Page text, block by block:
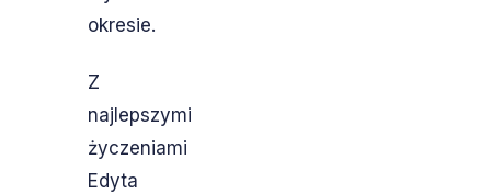
okresie.
Z
najlepszymi
życzeniami
Edyta